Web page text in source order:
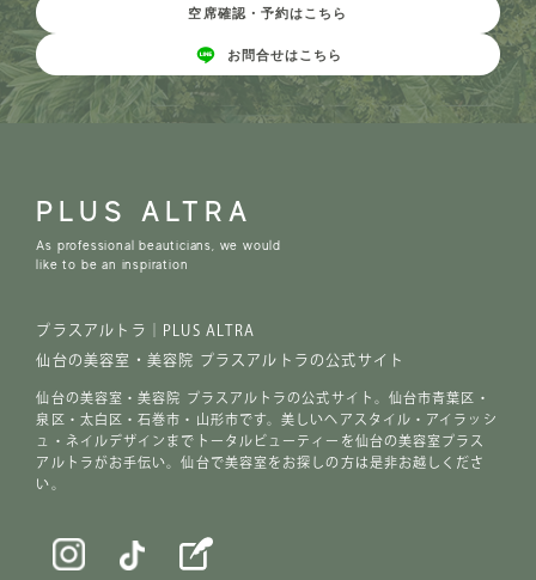
PLUS ALTRA
As professional beauticians, we would
like to be an inspiration
プラスアルトラ｜PLUS ALTRA
仙台の美容室・美容院 プラスアルトラの公式サイト
仙台の美容室・美容院 プラスアルトラの公式サイト。仙台市青葉区・
泉区・太白区・石巻市・山形市です。美しいヘアスタイル・アイラッシ
ュ・ネイルデザインまでトータルビューティーを仙台の美容室プラス
アルトラがお手伝い。仙台で美容室をお探しの方は是非お越しくださ
い。
空席確認・予約はこちら
お問合せはこちら